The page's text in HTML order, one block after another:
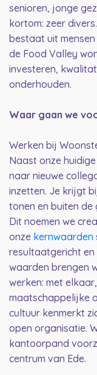
senioren, jonge
kortom: zeer
bestaat uit
de Food Valley
investeren,
onderhouden.
Waar gaan we
Werken bij
Naast onze
naar nieuwe
inzetten. Je krijgt
tonen en buiten
Dit noemen we
onze kernwaarden
resultaatgericht
waarden brengen
werken: met
maatschappelijke
cultuur kenmerkt
open organisatie.
kantoorpand
centrum van Ede.